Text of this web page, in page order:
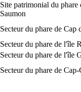
Site patrimonial du phare
Saumon
Secteur du phare de Cap
Secteur du phare de l'île
Secteur du phare de l'île
Secteur du phare de Cap-